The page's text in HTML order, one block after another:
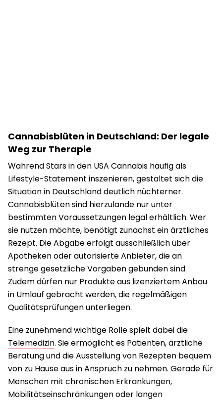
Cannabisblüten in Deutschland: Der legale
Weg zur Therapie
Während Stars in den USA Cannabis häufig als
Lifestyle-Statement inszenieren, gestaltet sich die
Situation in Deutschland deutlich nüchterner.
Cannabisblüten sind hierzulande nur unter
bestimmten Voraussetzungen legal erhältlich. Wer
sie nutzen möchte, benötigt zunächst ein ärztliches
Rezept. Die Abgabe erfolgt ausschließlich über
Apotheken oder autorisierte Anbieter, die an
strenge gesetzliche Vorgaben gebunden sind.
Zudem dürfen nur Produkte aus lizenziertem Anbau
in Umlauf gebracht werden, die regelmäßigen
Qualitätsprüfungen unterliegen.
Eine zunehmend wichtige Rolle spielt dabei die
Telemedizin. Sie ermöglicht es Patienten, ärztliche
Beratung und die Ausstellung von Rezepten bequem
von zu Hause aus in Anspruch zu nehmen. Gerade für
Menschen mit chronischen Erkrankungen,
Mobilitätseinschränkungen oder langen